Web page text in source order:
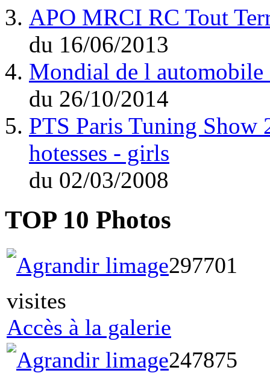
APO MRCI RC Tout
du 16/06/2013
Mondial de l
du 26/10/2014
PTS Paris Tuning
hotesses - girls
du 02/03/2008
TOP 10 Photos
297701
visites
Accès à la galerie
247875